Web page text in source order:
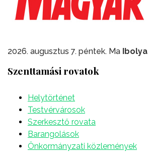
2026. augusztus 7. péntek. Ma Ibolya
Szenttamási rovatok
Helytörténet
Testvérvárosok
Szerkesztő rovata
Barangolások
Önkormányzati közlemények